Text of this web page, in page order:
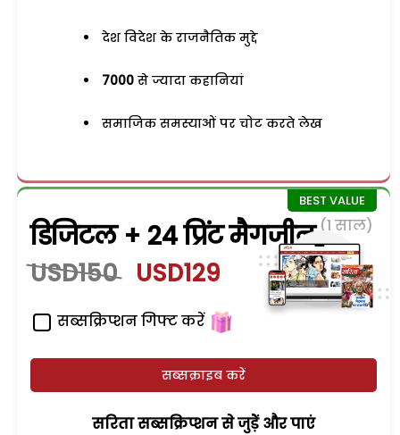
देश विदेश के राजनैतिक मुद्दे
7000 से ज्यादा कहानियां
समाजिक समस्याओं पर चोट करते लेख
डिजिटल + 24 प्रिंट मैगजीन (1 साल)
USD150 USD129
सब्सक्रिप्शन गिफ्ट करें
सब्सक्राइब करें
सरिता सब्सक्रिप्शन से जुड़ेें और पाएं